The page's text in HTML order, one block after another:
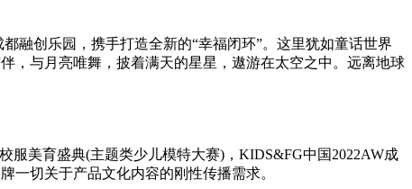
融创乐园，携手打造全新的“幸福闭环”。这里犹如童话世界
，与月亮唯舞，披着满天的星星，遨游在太空之中。远离地球
服美育盛典(主题类少儿模特大赛)，KIDS&FG中国2022AW成
一切关于产品文化内容的刚性传播需求。